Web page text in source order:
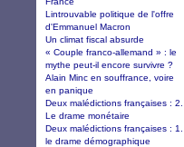
Lintrouvable politique de l'offre
d'Emmanuel Macron
Un climat fiscal absurde
« Couple franco-allemand » : le
mythe peut-il encore survivre ?
Alain Minc en souffrance, voire
en panique
Deux malédictions françaises : 2.
Le drame monétaire
Deux malédictions françaises : 1.
le drame démographique